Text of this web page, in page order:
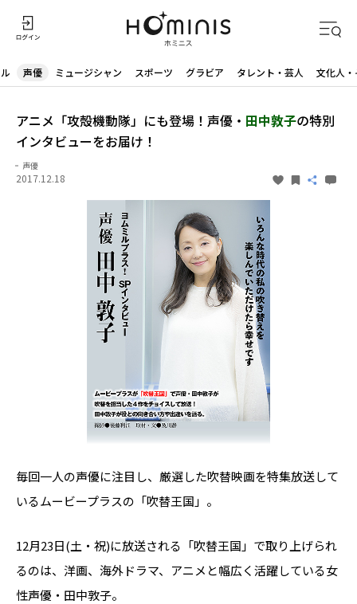
声優 ミュージシャン スポーツ グラビア タレント・芸人 文化人
アニメ「攻殻機動隊」にも登場！声優・ 田中敦子の特別
インタビューをお届け！
声優
2017.12.18
毎回一人の声優に注目し、厳選した吹替映画を特集放送して
いるムービープラスの「吹替王国」。
12月23日(土・祝)に放送される「吹替王国」で取り上げられ
るのは、洋画、海外ドラマ、アニメと幅広く活躍している女
性声優・田中敦子。